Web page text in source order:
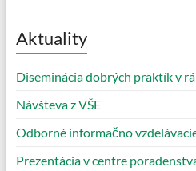
Aktuality
Diseminácia dobrých praktík v
Návšteva z VŠE
Odborné informačno
Prezentácia v centre